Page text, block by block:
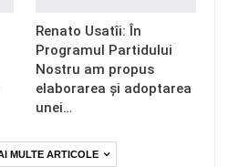
Renato Usatîi: În
Programul Partidului
Nostru am propus
elaborarea și adoptarea
unei…
MULTE ARTICOLE